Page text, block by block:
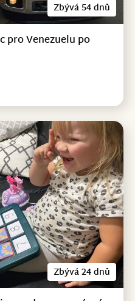
Zbývá 54 dnů
pro Venezuelu po
Zbývá 24 dnů